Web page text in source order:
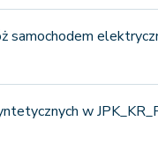
samochodem
w